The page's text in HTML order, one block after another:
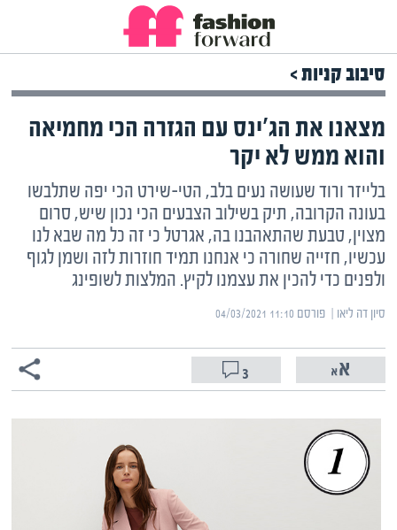
סיבוב קניות >
מצאנו את הג'ינס עם הגזרה הכי מחמיאה
והוא ממש לא יקר
בלייזר ורוד שעושה נעים בלב, הטי-שירט הכי יפה שתלבשו
בעונה הקרובה, תיק בשילוב הצבעים הכי נכון שיש, סרום
מצוין, טבעת שהתאהבנו בה, אגרטל כי זה כל מה שבא לנו
עכשיו, חזייה שחורה כי אנחנו תמיד חוזרות לזה ושמן לגוף
ולפנים כדי להכין את עצמנו לקיץ. המלצות לשופינג
סיון דה ליאו | ‏פורסם ‎04/03/2021 11:10
3